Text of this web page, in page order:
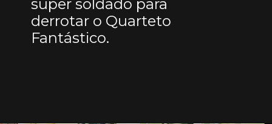
super soldado para
derrotar o Quarteto
Fantástico.